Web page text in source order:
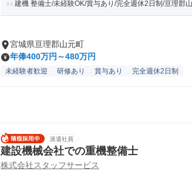
建機 整備士/未経験OK/賞与あり/完全週休2日制/亘理郡
宮城県亘理郡山元町
年俸400万円～480万円
未経験者歓迎 研修あり 賞与あり 完全週休2日制
派遣社員
建設機械会社での重機整備士
株式会社スタッフサービス